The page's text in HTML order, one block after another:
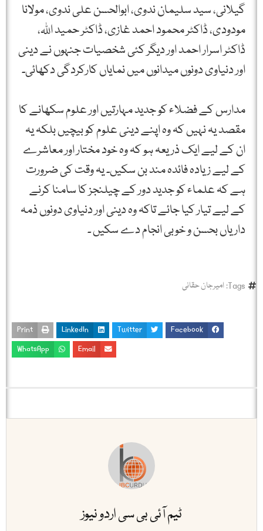
گیلانی، سید سلیمان ندوی، ابوالحسن علی ندوی، مولانا
مودودی، ڈاکٹر محمود احمد غازی، ڈاکٹر حمید اللہ،
ڈاکٹر اسرار احمد اور دیگر کئی شخصیات جنہوں نے دینی
اور دنیاوی دونوں میدانوں میں نمایاں کارکردگی دکھائی۔
مدارس کے فضلاء کو جدید مہارتیں اور علوم سکھانے کا
مقصد یہ نہیں کہ وہ اپنے دینی علوم کو بیچیں بلکہ یہ
ان کے لیے ایک ذریعہ ہو کہ وہ خود مختار اور معاشرے
کے لیے زیادہ فائدہ مند بن سکیں۔ یہ وقت کی ضرورت
ہے کہ علماء کو جدید دور کے چیلنجز کا سامنا کرنے
کے لیے تیار کیا جائے تاکہ وہ دینی اور دنیاوی دونوں ذمہ
داریاں بحسن و خوبی انجام دے سکیں ۔
Tags: امیرجان حقانی
Facebook
Twitter
LinkedIn
Print
Email
WhatsApp
ٹیم آئی بی سی اردو نیوز